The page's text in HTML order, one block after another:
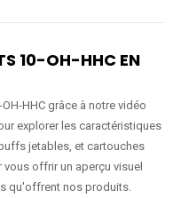
10-OH-HHC EN
HHC grâce à notre vidéo
explorer les caractéristiques
jetables, et cartouches
vous offrir un aperçu visuel
qu'offrent nos produits.